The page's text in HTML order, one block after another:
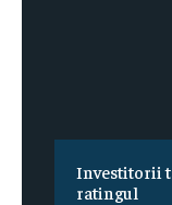
Investitorii
ratingul